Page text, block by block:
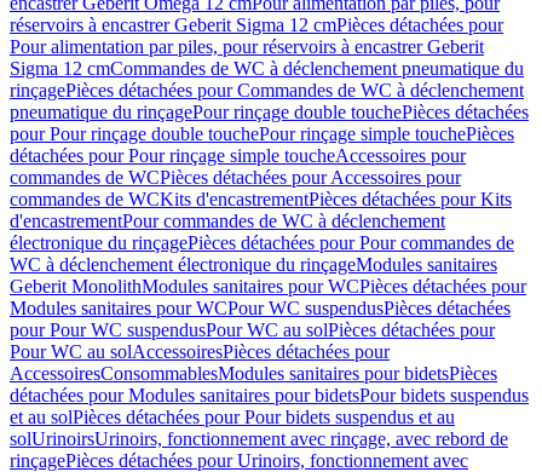
réservoirs à encastrer Geberit Sigma 12 cmPièces détachées pour
Pour alimentation par piles, pour réservoirs à encastrer Geberit
Sigma 12 cmCommandes de WC à déclenchement pneumatique du
rinçagePièces détachées pour Commandes de WC à déclenchement
pneumatique du rinçagePour rinçage double touchePièces détachées
pour Pour rinçage double touchePour rinçage simple touchePièces
détachées pour Pour rinçage simple toucheAccessoires pour
commandes de WCPièces détachées pour Accessoires pour
commandes de WCKits d'encastrementPièces détachées pour Kits
d'encastrementPour commandes de WC à déclenchement
électronique du rinçagePièces détachées pour Pour commandes de
WC à déclenchement électronique du rinçageModules sanitaires
Geberit MonolithModules sanitaires pour WCPièces détachées pour
Modules sanitaires pour WCPour WC suspendusPièces détachées
pour Pour WC suspendusPour WC au solPièces détachées pour
Pour WC au solAccessoiresPièces détachées pour
AccessoiresConsommablesModules sanitaires pour bidetsPièces
détachées pour Modules sanitaires pour bidetsPour bidets suspendus
et au solPièces détachées pour Pour bidets suspendus et au
solUrinoirsUrinoirs, fonctionnement avec rinçage, avec rebord de
rinçagePièces détachées pour Urinoirs, fonctionnement avec